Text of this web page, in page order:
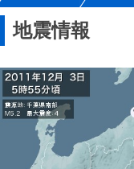
地震情報